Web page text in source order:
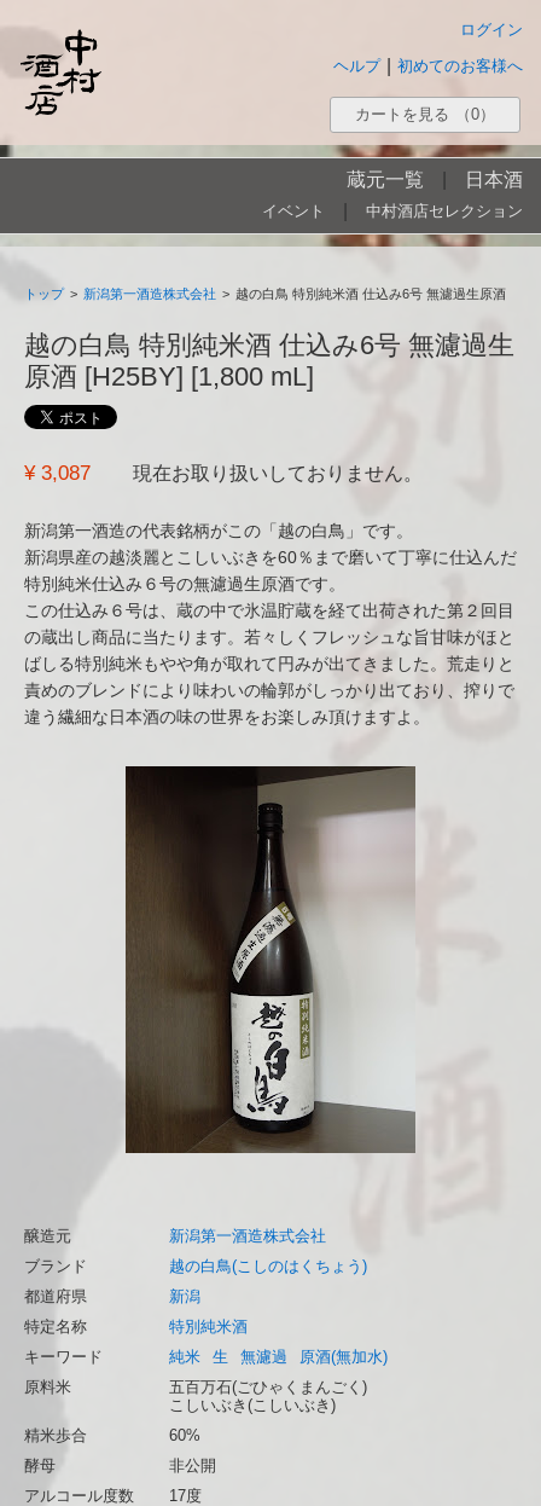
ログイン
初めてのお客様へ
ヘルプ
カートを見る （0）
蔵元一覧 日本酒
イベント 中村酒店セレクション
トップ > 新潟第一酒造株式会社 > 越の白鳥 特別純米酒 仕込み6号 無濾過生原酒
越の白鳥 特別純米酒 仕込み6号 無濾過生
原酒 [H25BY] [1,800 mL]
¥ 3,087 現在お取り扱いしておりません。
新潟第一酒造の代表銘柄がこの「越の白鳥」です。
新潟県産の越淡麗とこしいぶきを60％まで磨いて丁寧に仕込んだ
特別純米仕込み６号の無濾過生原酒です。
この仕込み６号は、蔵の中で氷温貯蔵を経て出荷された第２回目
の蔵出し商品に当たります。若々しくフレッシュな旨甘味がほと
ばしる特別純米もやや角が取れて円みが出てきました。荒走りと
責めのブレンドにより味わいの輪郭がしっかり出ており、搾りで
違う繊細な日本酒の味の世界をお楽しみ頂けますよ。
醸造元
新潟第一酒造株式会社
ブランド
越の白鳥(こしのはくちょう)
都道府県
新潟
特定名称
特別純米酒
キーワード
純米 生 無濾過
原酒(無加水)
原料米
五百万石(ごひゃくまんごく)
こしいぶき(こしいぶき)
精米歩合
60%
酵母
非公開
アルコール度数
17度